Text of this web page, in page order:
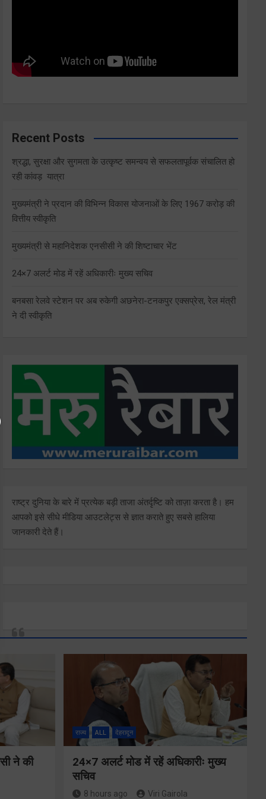
Recent Posts
श्रद्धा, सुरक्षा और सुगमता के उत्कृष्ट समन्वय से सफलतापूर्वक संचालित हो
रही कांवड़ यात्रा
मुख्यमंत्री ने प्रदान की विभिन्न विकास योजनाओं के लिए 1967 करोड़ की
वित्तीय स्वीकृति
मुख्यमंत्री से महानिदेशक एनसीसी ने की शिष्टाचार भेंट
24×7 अलर्ट मोड में रहें अधिकारीः मुख्य सचिव
बनबसा रेलवे स्टेशन पर अब रुकेगी अछनेरा-टनकपुर एक्सप्रेस, रेल मंत्री
ने दी स्वीकृति
राष्ट्र दुनिया के बारे में प्रत्येक बड़ी ताजा अंतर्दृष्टि को ताज़ा करता है। हम
आपको इसे सीधे मीडिया आउटलेट्स से ज्ञात कराते हुए सबसे हालिया
जानकारी देते हैं।
ने की
राज्य ALL देहरादून
24×7 अलर्ट मोड में रहें अधिकारीः मुख्य
सचिव
8 hours ago Viri Gairola